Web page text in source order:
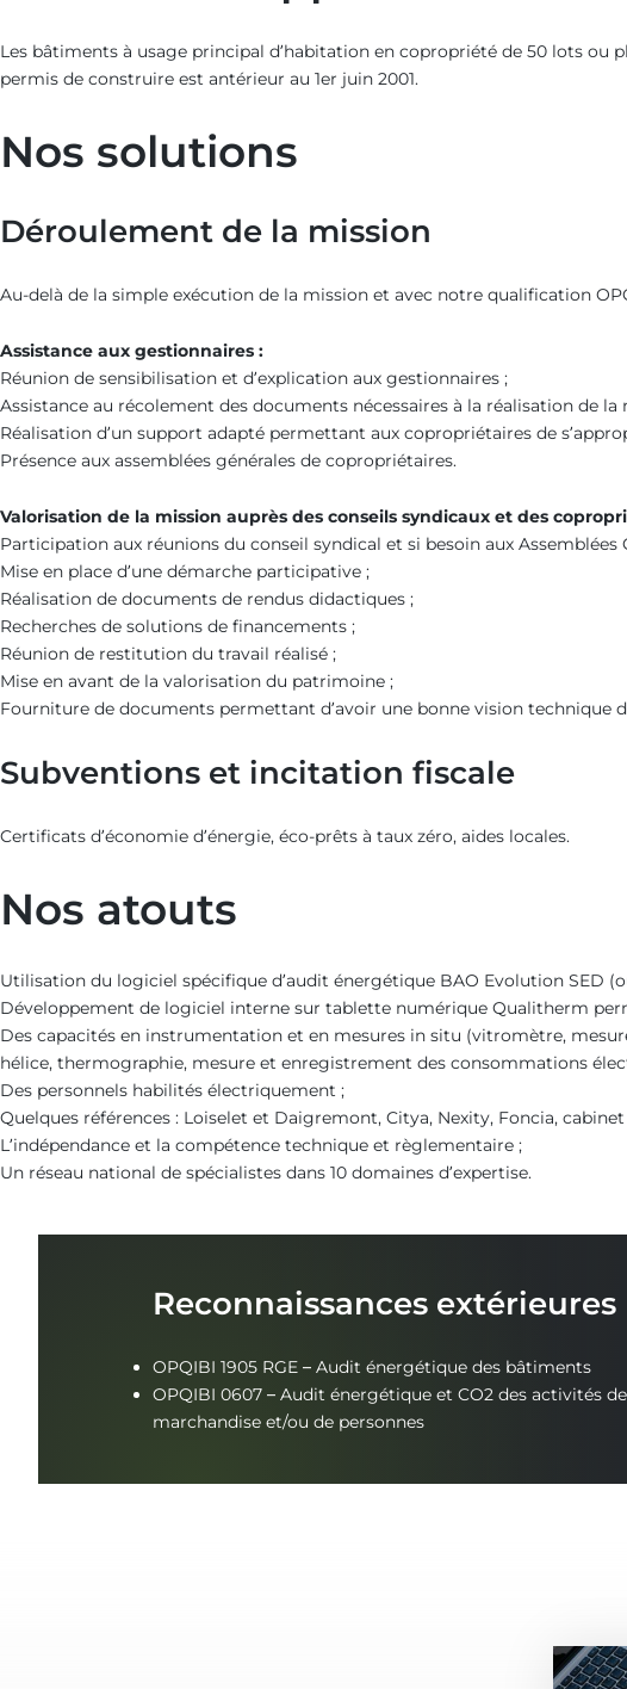
Les bâtiments à usage principal d’habitation en copropriété de 50 lots
permis de construire est antérieur au 1er juin 2001.
Nos solutions
Déroulement de la mission
Au-delà de la simple exécution de la mission et avec notre qualification
Assistance aux gestionnaires :
Réunion de sensibilisation et d’explication aux gestionnaires ;
Assistance au récolement des documents nécessaires à la réalisation de la
Réalisation d’un support adapté permettant aux copropriétaires de
Présence aux assemblées générales de copropriétaires.
Valorisation de la mission auprès des conseils syndicaux et des
Participation aux réunions du conseil syndical et si besoin aux Assemblées
Mise en place d’une démarche participative ;
Réalisation de documents de rendus didactiques ;
Recherches de solutions de financements ;
Réunion de restitution du travail réalisé ;
Mise en avant de la valorisation du patrimoine ;
Fourniture de documents permettant d’avoir une bonne vision technique
Subventions et incitation fiscale
Certificats d’économie d’énergie, éco-prêts à taux zéro, aides locales.
Nos atouts
Utilisation du logiciel spécifique d’audit énergétique BAO Evolution SED
Développement de logiciel interne sur tablette numérique Qualitherm
Des capacités en instrumentation et en mesures in situ (vitromètre,
hélice, thermographie, mesure et enregistrement des consommations
Des personnels habilités électriquement ;
Quelques références : Loiselet et Daigremont, Citya, Nexity, Foncia,
L’indépendance et la compétence technique et règlementaire ;
Un réseau national de spécialistes dans 10 domaines d’expertise.
Reconnaissances extérieures
OPQIBI 1905 RGE – Audit énergétique des bâtiments
OPQIBI 0607 – Audit énergétique et CO2 des activités
marchandise et/ou de personnes